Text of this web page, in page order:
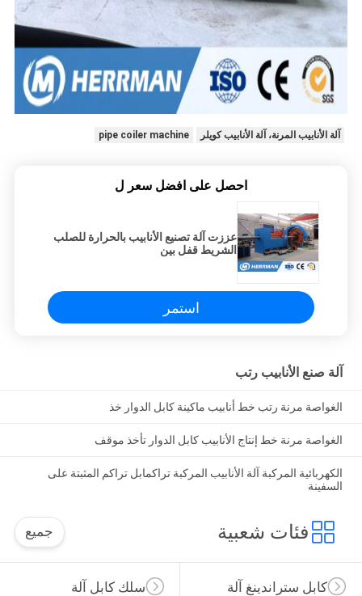
آلة الأنابيب المرنة، آلة الأنابيب كويلر pipe coiler machine
احصل على افضل سعر ل
عززت آلة تصنيع الأنابيب بالحرارة للصلب
الشريط قفل بين
استمر
آلة صنع الأنابيب رتب
الغواصة مرنة رتب خط أنابيب ماكينة كابل الدوار خذ
الغواصة مرنة خط إنتاج الأنابيب كابل الدوار تأخذ موقف
الكهربائية المركبة آلة الأنابيب المركبة تراكمابل تراكم المثبتة على
السفينة
فئات شعبية جميع
سلك كابل آلة كابل ستراندينغ آلة